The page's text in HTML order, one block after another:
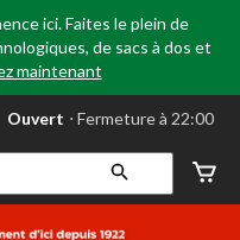
ici. Faites le plein de
de sacs à dos et
maintenant
Ouvert ⋅ Fermeture à 22:00